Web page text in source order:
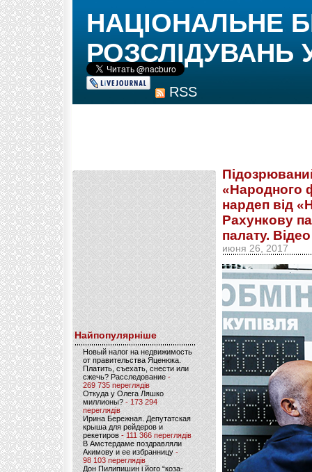
RSS
НАЦІОНАЛЬНЕ
РОЗСЛІДУВАНЬ
Найпопулярніше
Новый налог на недвижимость
от правительства Яценюка.
Платить, съехать, снести или
сжечь? Расследование-
269 735 переглядів
Откуда у Олега Ляшко
миллионы? - 173 294
переглядів
Ирина Бережная. Депутатская
крыша для рейдеров и
рекетиров - 111 366 переглядів
В Амстердаме поздравляли
Акимову и ее избранницу -
98 103 переглядів
Дон Пилипишин і його “коза-
«Народного
нардеп від
Рахункову
палату. Відео
июня 26, 2017